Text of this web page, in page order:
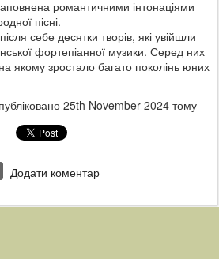
романтичними інтонаціями
пісні.
себе десятки творів, які увійшли
фортепіанної музики. Серед них
якому зростало багато поколінь юних
25th November 2024тому
Додати коментар